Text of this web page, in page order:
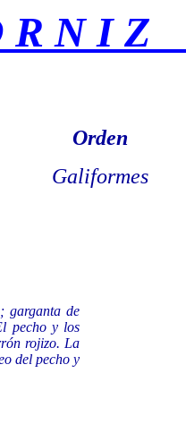
R N I Z
Orden
Galiformes
garganta de
pecho y los
rojizo. La
del pecho y